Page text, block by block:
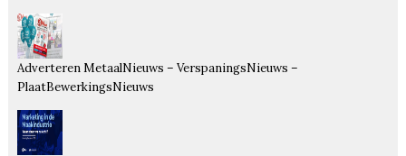
Adverteren MetaalNieuws – VerspaningsNieuws –
PlaatBewerkingsNieuws